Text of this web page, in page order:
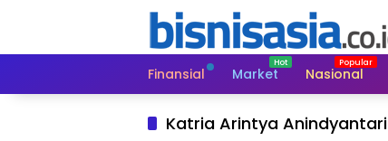
Finansial
Market Nasional
Katria Arintya Anindyantari